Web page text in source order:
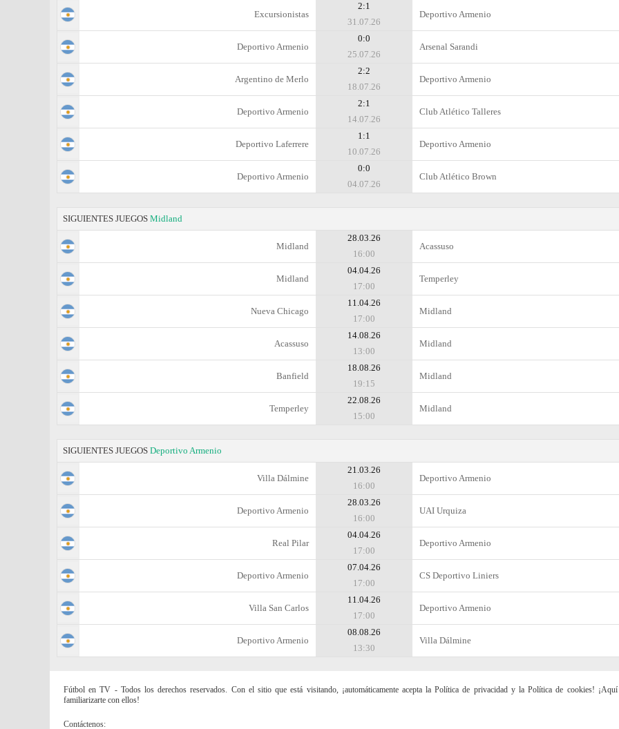
Excursionistas
2:1
31.07.26
Deportivo Armenio
Deportivo Armenio
0:0
25.07.26
Arsenal Sarandi
Argentino de Merlo
2:2
18.07.26
Deportivo Armenio
Deportivo Armenio
2:1
14.07.26
Club Atlético Talleres
Deportivo Laferrere
1:1
10.07.26
Deportivo Armenio
Deportivo Armenio
0:0
04.07.26
Club Atlético Brown
SIGUIENTES JUEGOS Midland
Midland
28.03.26
16:00
Acassuso
Midland
04.04.26
17:00
Temperley
Nueva Chicago
11.04.26
17:00
Midland
Acassuso
14.08.26
13:00
Midland
Banfield
18.08.26
19:15
Midland
Temperley
22.08.26
15:00
Midland
SIGUIENTES JUEGOS Deportivo Armenio
Villa Dálmine
21.03.26
16:00
Deportivo Armenio
Deportivo Armenio
28.03.26
16:00
UAI Urquiza
Real Pilar
04.04.26
17:00
Deportivo Armenio
Deportivo Armenio
07.04.26
17:00
CS Deportivo Liniers
Villa San Carlos
11.04.26
17:00
Deportivo Armenio
Deportivo Armenio
08.08.26
13:30
Villa Dálmine
Fútbol en TV - Todos los derechos reservados. Con el sitio que está visitando, ¡automáticamente acepta la Política de privacidad y la Política de cookies! ¡Aquí
familiarizarte con ellos!
Contáctenos: